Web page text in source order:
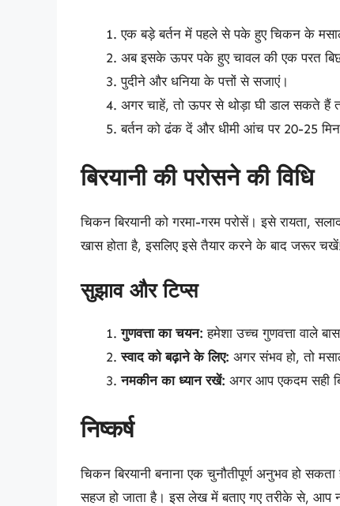
एक बड़े बर्तन में पहले से पके हुए चिकन के
अब इसके ऊपर पके हुए चावल की एक परत
पुदीने और धनिया के पत्तों से सजाएं।
अगर चाहें, तो ऊपर से थोड़ा घी डाल सकते हैं
बर्तन को ढंक दें और धीमी आंच पर 20-25
बिरयानी की परोसने की विधि
चिकन बिरयानी को गरमा-गरम परोसें। इसे रायता,
खास होता है, इसलिए इसे तैयार करने के बाद जरूर
सुझाव और टिप्स
गुणवत्ता का चयन: हमेशा उच्च गुणवत्ता वाले
स्वाद को बढ़ाने के लिए: अगर संभव हो, तो
नमकीन का ध्यान रखें: अगर आप एकदम सही
निष्कर्ष
चिकन बिरयानी बनाना एक चुनौतीपूर्ण अनुभव हो
सहज हो जाता है। इस लेख में बताए गए तरीके से, आप न